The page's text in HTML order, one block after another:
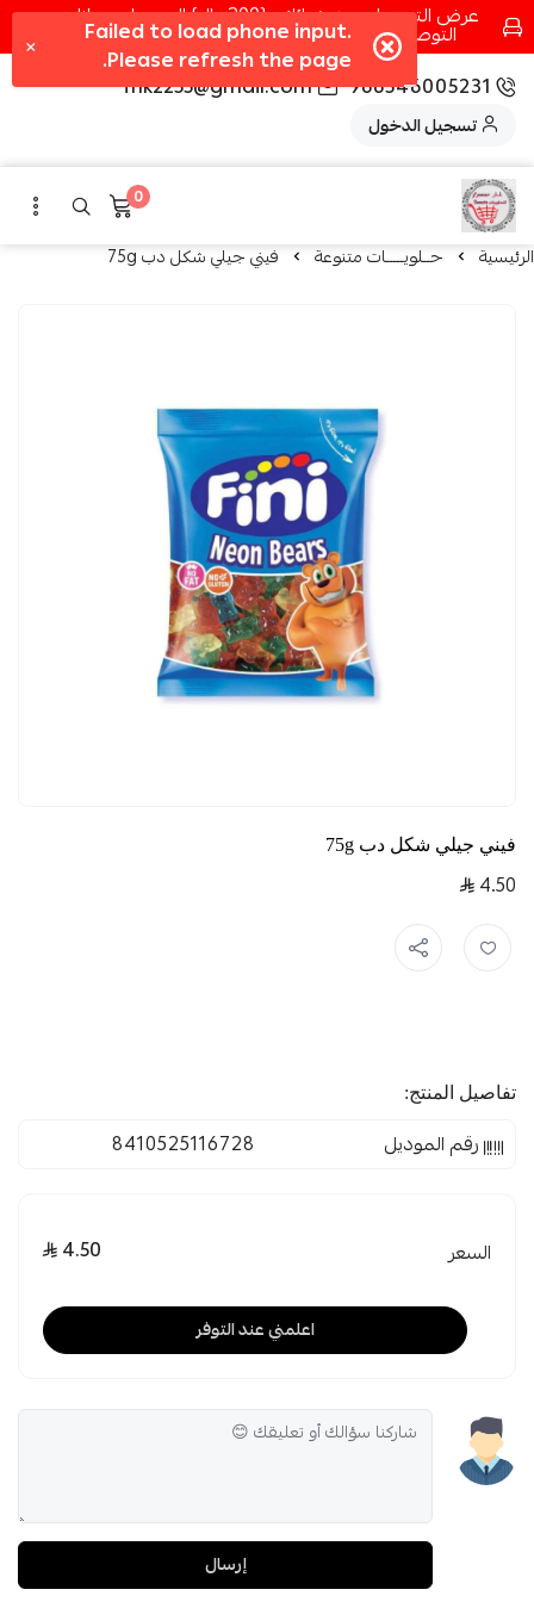
عرض التوصيل عند شرائك بـ{200ريال} التوصيل مجانا
التوصيل في مكه فقط كل اسبوع اصناف جديدة
966546005231
fhk2255@gmail.com
تسجيل الدخول
0
الرئيسية حــلويـــــات متنوعة فيني جيلي شكل دب 75g
فيني جيلي شكل دب 75g
4.50
تفاصيل المنتج:
رقم الموديل 8410525116728
السعر 4.50
اعلمني عند التوفر
إرسال